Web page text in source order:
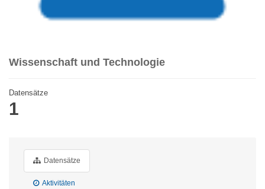
Wissenschaft und Technologie
Datensätze
1
Datensätze
Aktivitäten